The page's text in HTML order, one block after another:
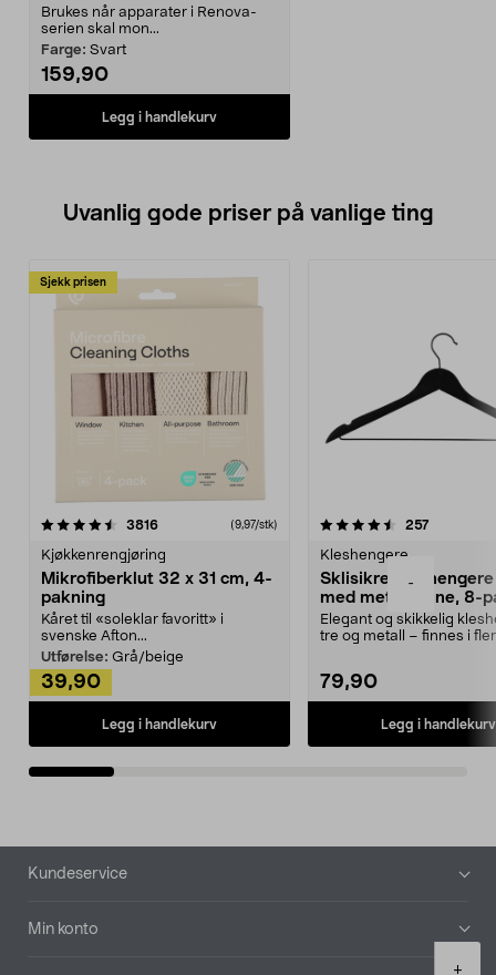
-
+
veisuttak
Brukes når apparater i Renova-
serien skal mon...
Farge: Svart
159,90
Legg i handlekurv
Uvanlig gode priser på vanlige ting
Sjekk prisen
3816anmeldelser(9,97/stk)
Kjøkkenrengjøring
Mikrofiberklut 32 x 31 cm, 4-
pakning
Kåret til «soleklar favoritt» i
svenske Afton...
Utførelse: Grå/beige
39,90
Legg i handlekurv
4.5av 5 stjerner 257
Kleshengere
Sklisikre
med metallpinne, 8-
Elegant og skikkelig
tre og metall – finnes i
79,90
Legg i handlekurv
4.5av 5 stjerner
Bunntekst
Kundeservice
Min konto